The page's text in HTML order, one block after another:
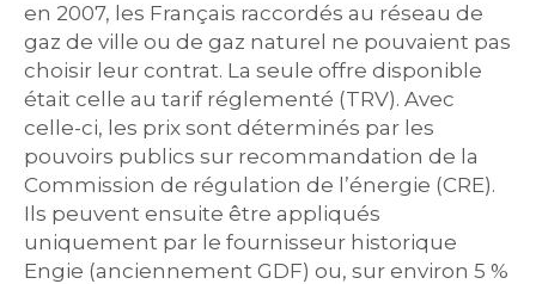
en 2007, les Français raccordés au réseau de
gaz de ville ou de gaz naturel ne pouvaient pas
choisir leur contrat. La seule offre disponible
était celle au tarif réglementé (TRV). Avec
celle-ci, les prix sont déterminés par les
pouvoirs publics sur recommandation de la
Commission de régulation de l’énergie (CRE).
Ils peuvent ensuite être appliqués
uniquement par le fournisseur historique
Engie (anciennement GDF) ou, sur environ 5 %